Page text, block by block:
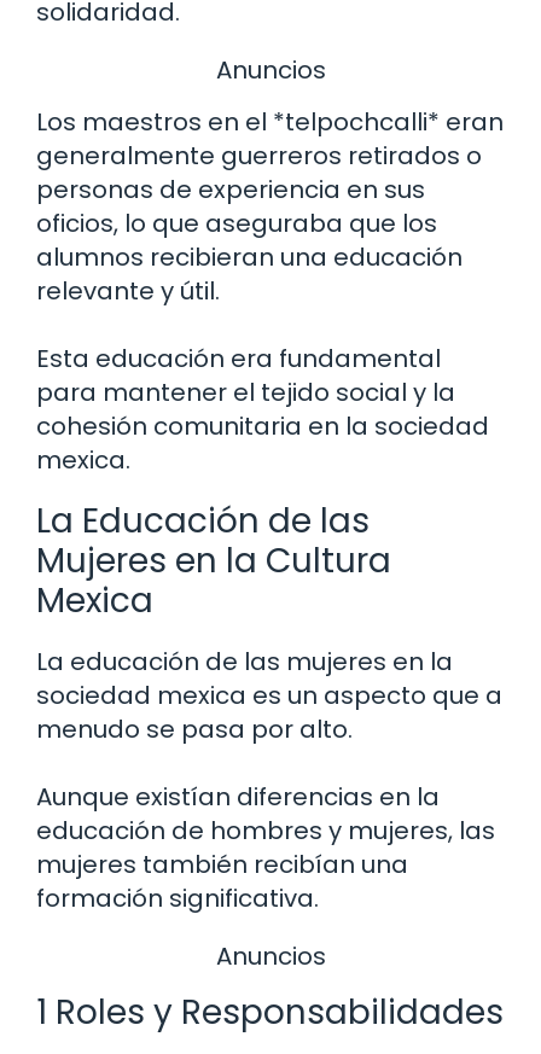
solidaridad.
Anuncios
Los maestros en el *telpochcalli* eran
generalmente guerreros retirados o
personas de experiencia en sus
oficios, lo que aseguraba que los
alumnos recibieran una educación
relevante y útil.
Esta educación era fundamental
para mantener el tejido social y la
cohesión comunitaria en la sociedad
mexica.
La Educación de las
Mujeres en la Cultura
Mexica
La educación de las mujeres en la
sociedad mexica es un aspecto que a
menudo se pasa por alto.
Aunque existían diferencias en la
educación de hombres y mujeres, las
mujeres también recibían una
formación significativa.
Anuncios
1 Roles y Responsabilidades